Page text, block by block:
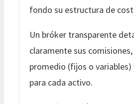
fondo su estructura de
Un bróker transparente
claramente sus
promedio (fijos o variables)
para cada activo.